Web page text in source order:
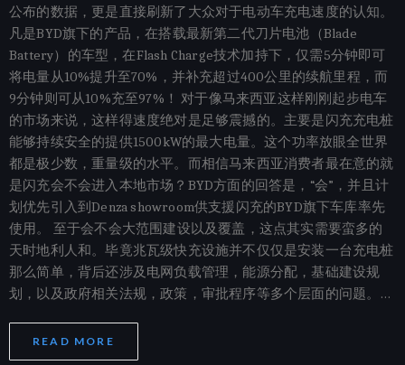
公布的数据，更是直接刷新了大众对于电动车充电速度的认知。
凡是BYD旗下的产品，在搭载最新第二代刀片电池（Blade
Battery）的车型，在Flash Charge技术加持下，仅需5分钟即可
将电量从10%提升至70%，并补充超过400公里的续航里程，而
9分钟则可从10%充至97%！ 对于像马来西亚这样刚刚起步电车
的市场来说，这样得速度绝对是足够震撼的。主要是闪充充电桩
能够持续安全的提供1500kW的最大电量。这个功率放眼全世界
都是极少数，重量级的水平。而相信马来西亚消费者最在意的就
是闪充会不会进入本地市场？BYD方面的回答是，“会”，并且计
划优先引入到Denza showroom供支援闪充的BYD旗下车库率先
使用。 至于会不会大范围建设以及覆盖，这点其实需要蛮多的
天时地利人和。毕竟兆瓦级快充设施并不仅仅是安装一台充电桩
那么简单，背后还涉及电网负载管理，能源分配，基础建设规
划，以及政府相关法规，政策，审批程序等多个层面的问题。…
READ MORE